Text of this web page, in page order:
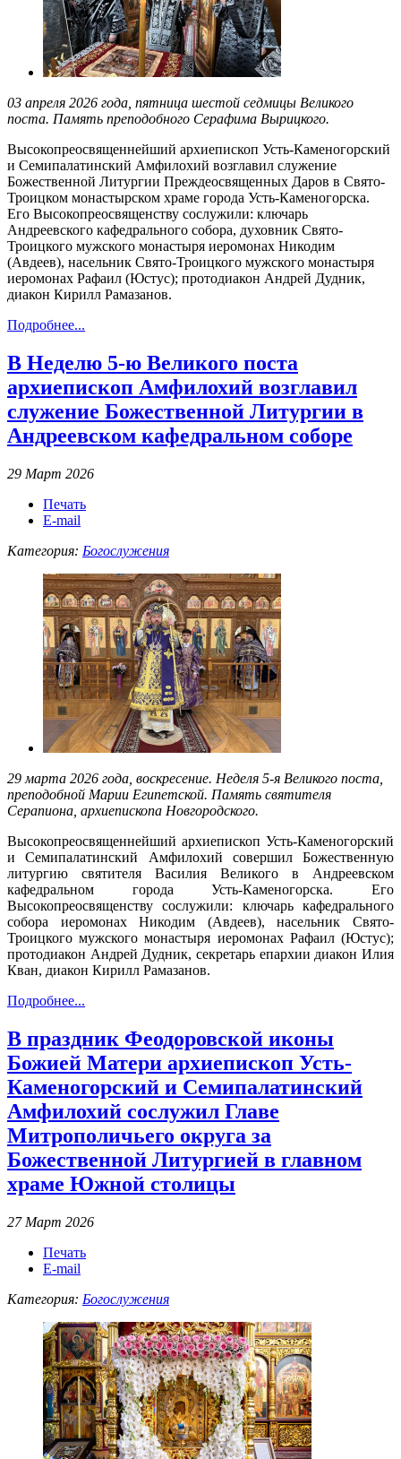
03 апреля 2026 года, пятница шестой седмицы Великого
поста. Память преподобного Серафима Вырицкого.
Высокопреосвященнейший архиепископ Усть-Каменогорский
и Семипалатинский Амфилохий возглавил служение
Божественной Литургии Преждеосвященных Даров в Свято-
Троицком монастырском храме города Усть-Каменогорска.
Его Высокопреосвященству сослужили: ключарь
Андреевского кафедрального собора, духовник Свято-
Троицкого мужского монастыря иеромонах Никодим
(Авдеев), насельник Свято-Троицкого мужского монастыря
иеромонах Рафаил (Юстус); протодиакон Андрей Дудник,
диакон Кирилл Рамазанов.
Подробнее...
В Неделю 5-ю Великого поста
архиепископ Амфилохий возглавил
служение Божественной Литургии в
Андреевском кафедральном соборе
29 Март 2026
Печать
E-mail
Категория: Богослужения
29 марта 2026 года, воскресение. Неделя 5-я Великого поста,
преподобной Марии Египетской. Память святителя
Серапиона, архиепископа Новгородского.
Высокопреосвященнейший архиепископ Усть-Каменогорский
и Семипалатинский Амфилохий совершил Божественную
литургию святителя Василия Великого в Андреевском
кафедральном города Усть-Каменогорска. Его
Высокопреосвященству сослужили: ключарь кафедрального
собора иеромонах Никодим (Авдеев), насельник Свято-
Троицкого мужского монастыря иеромонах Рафаил (Юстус);
протодиакон Андрей Дудник, секретарь епархии диакон Илия
Кван, диакон Кирилл Рамазанов.
Подробнее...
В праздник Феодоровской иконы
Божией Матери архиепископ Усть-
Каменогорский и Семипалатинский
Амфилохий сослужил Главе
Митрополичьего округа за
Божественной Литургией в главном
храме Южной столицы
27 Март 2026
Печать
E-mail
Категория: Богослужения